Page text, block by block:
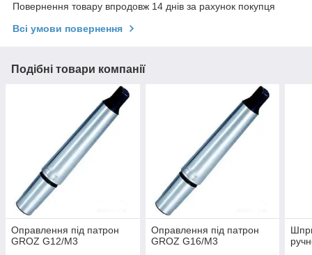
Повернення товару впродовж 14 днів за рахунок покупця
Всі умови повернення
Подібні товари компанії
Оправлення під патрон
GROZ G12/M3
Оправлення під патрон
GROZ G16/M3